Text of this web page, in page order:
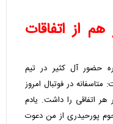
از اتفاقات
حضور آل کثیر در تیم
در فوتبال امروز
هر اتفاقی را داشت. یادم
پورحیدری از من دعوت